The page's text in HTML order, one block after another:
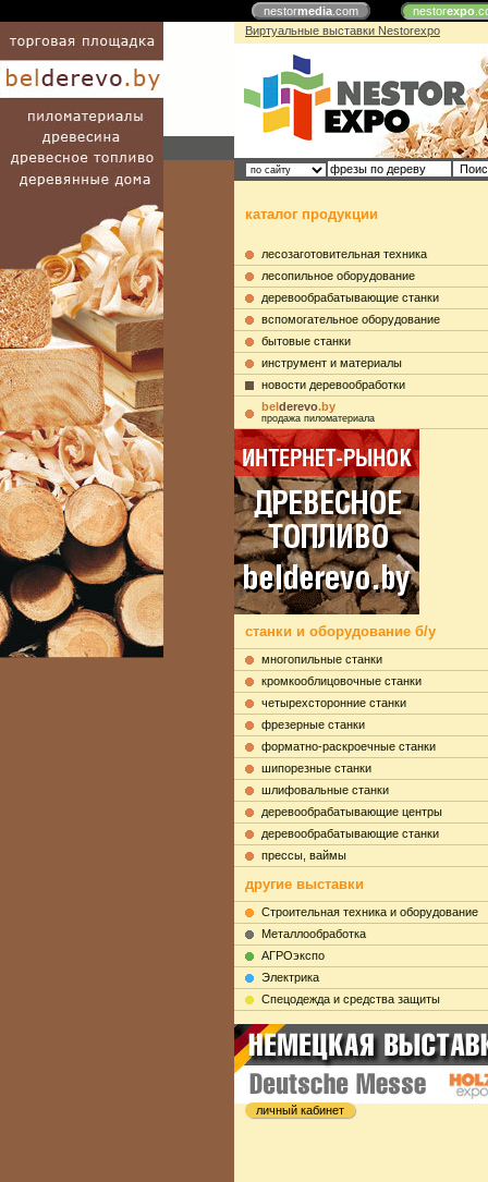
nestormedia.com nestorexpo
Виртуальные выставки Nestorexpo
каталог продукции
лесозаготовительная техника
лесопильное оборудование
деревообрабатывающие станки
вспомогательное оборудование
бытовые станки
инструмент и материалы
новости деревообработки
belderevo.by
продажа пиломатериала
станки и оборудование б/у
многопильные станки
кромкооблицовочные станки
четырехсторонние станки
фрезерные станки
форматно-раскроечные станки
шипорезные станки
шлифовальные станки
деревообрабатывающие центры
деревообрабатывающие станки
прессы, ваймы
другие выставки
Строительная техника и оборудование
Металлообработка
АГРОэкспо
Электрика
Cпецодежда и средства защиты
личный кабинет